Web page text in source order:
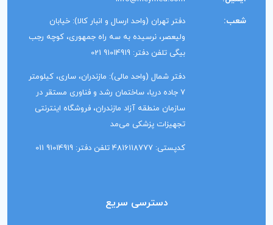
شعب:
دفتر تهران (واحد ارسال و انبار کالا): خیابان
ولیعصر، نرسیده به سه راه جمهوری، کوچه رجب
بیگی تلفن دفتر: 91014919 021
دفتر شمال (واحد مالی): مازندران، ساری، کیلومتر
7 جاده دریا، ساختمان رشد و فناوری مستقر در
سازمان منطقه آزاد مازندران، فروشگاه اینترنتی
تجهیزات پزشکی می‌مد
کدپستی: 4816118777 تلفن دفتر: 91014919 011
دسترسی سریع